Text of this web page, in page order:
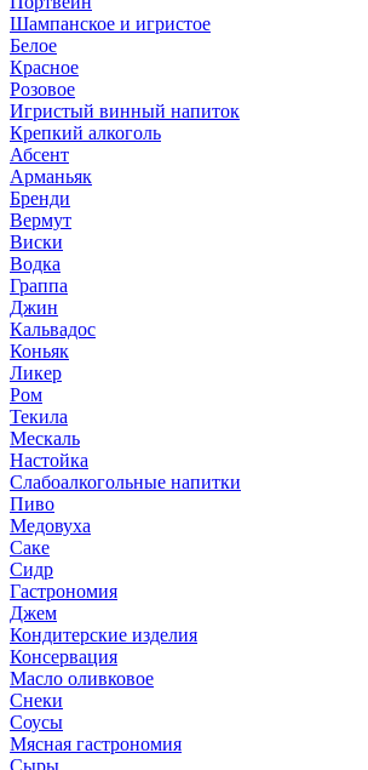
Шампанское и игристое
Белое
Красное
Розовое
Игристый винный напиток
Крепкий алкоголь
Абсент
Арманьяк
Бренди
Вермут
Виски
Водка
Граппа
Джин
Кальвадос
Коньяк
Ликер
Ром
Текила
Мескаль
Настойка
Слабоалкогольные напитки
Пиво
Медовуха
Саке
Сидр
Гастрономия
Джем
Кондитерские изделия
Консервация
Масло оливковое
Снеки
Соусы
Мясная гастрономия
Сыры